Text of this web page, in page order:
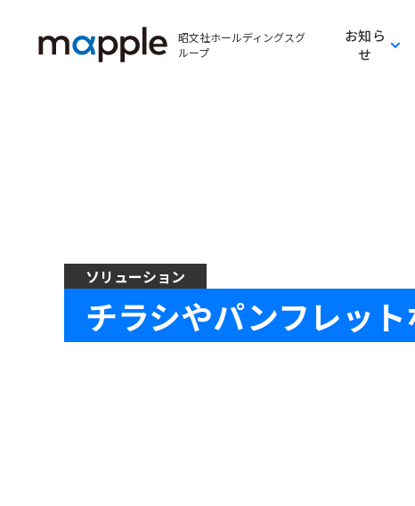
昭文社ホールディングスグ
ループ
お知ら
せ
ソリューション
チラシやパンフレッ